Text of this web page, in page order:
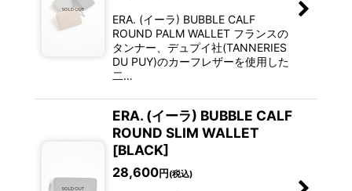
ERA. (イーラ) BUBBLE CALF
ROUND PALM WALLET フランスの
タンナー、デュプイ社(TANNERIES
DU PUY)のカーフレザーを使用した
二…
ERA. (イーラ) BUBBLE CALF
ROUND SLIM WALLET
[BLACK]
28,600円 (税込)